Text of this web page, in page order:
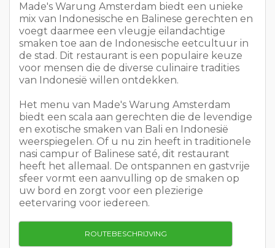
Made's Warung Amsterdam biedt een unieke
mix van Indonesische en Balinese gerechten en
voegt daarmee een vleugje eilandachtige
smaken toe aan de Indonesische eetcultuur in
de stad. Dit restaurant is een populaire keuze
voor mensen die de diverse culinaire tradities
van Indonesië willen ontdekken.
Het menu van Made's Warung Amsterdam
biedt een scala aan gerechten die de levendige
en exotische smaken van Bali en Indonesië
weerspiegelen. Of u nu zin heeft in traditionele
nasi campur of Balinese saté, dit restaurant
heeft het allemaal. De ontspannen en gastvrije
sfeer vormt een aanvulling op de smaken op
uw bord en zorgt voor een plezierige
eetervaring voor iedereen.
ROUTEBESCHRIJVING